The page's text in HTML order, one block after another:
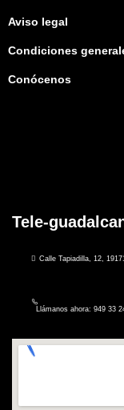
Aviso legal
Condiciones
Conócenos
Tele-
Calle Tapiadilla, 12,
Llámanos ahora: 949 33